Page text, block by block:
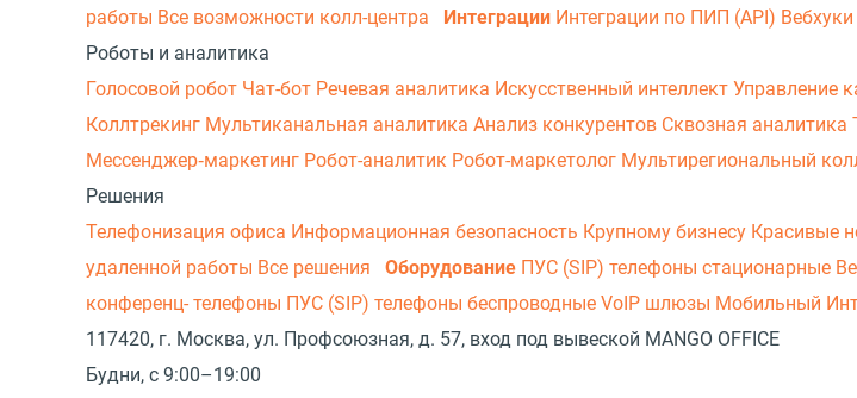
работы Все возможности колл-центра Интеграции Интеграции по ПИП (API) Вебхуки
Роботы и аналитика
Голосовой робот Чат-бот Речевая аналитика Искусственный интеллект Управление
Коллтрекинг Мультиканальная аналитика Анализ конкурентов Сквозная аналитика
Мессенджер‑маркетинг Робот-аналитик Робот-маркетолог Мультирегиональный
Решения
Телефонизация офиса Информационная безопасность Крупному бизнесу Красивые
удаленной работы Все решения Оборудование ПУС (SIP) телефоны стационарные
конференц- телефоны ПУС (SIP) телефоны беспроводные VoIP шлюзы Мобильный
117420, г. Москва, ул. Профсоюзная, д. 57, вход под вывеской MANGO OFFICE
Будни, с 9:00–19:00